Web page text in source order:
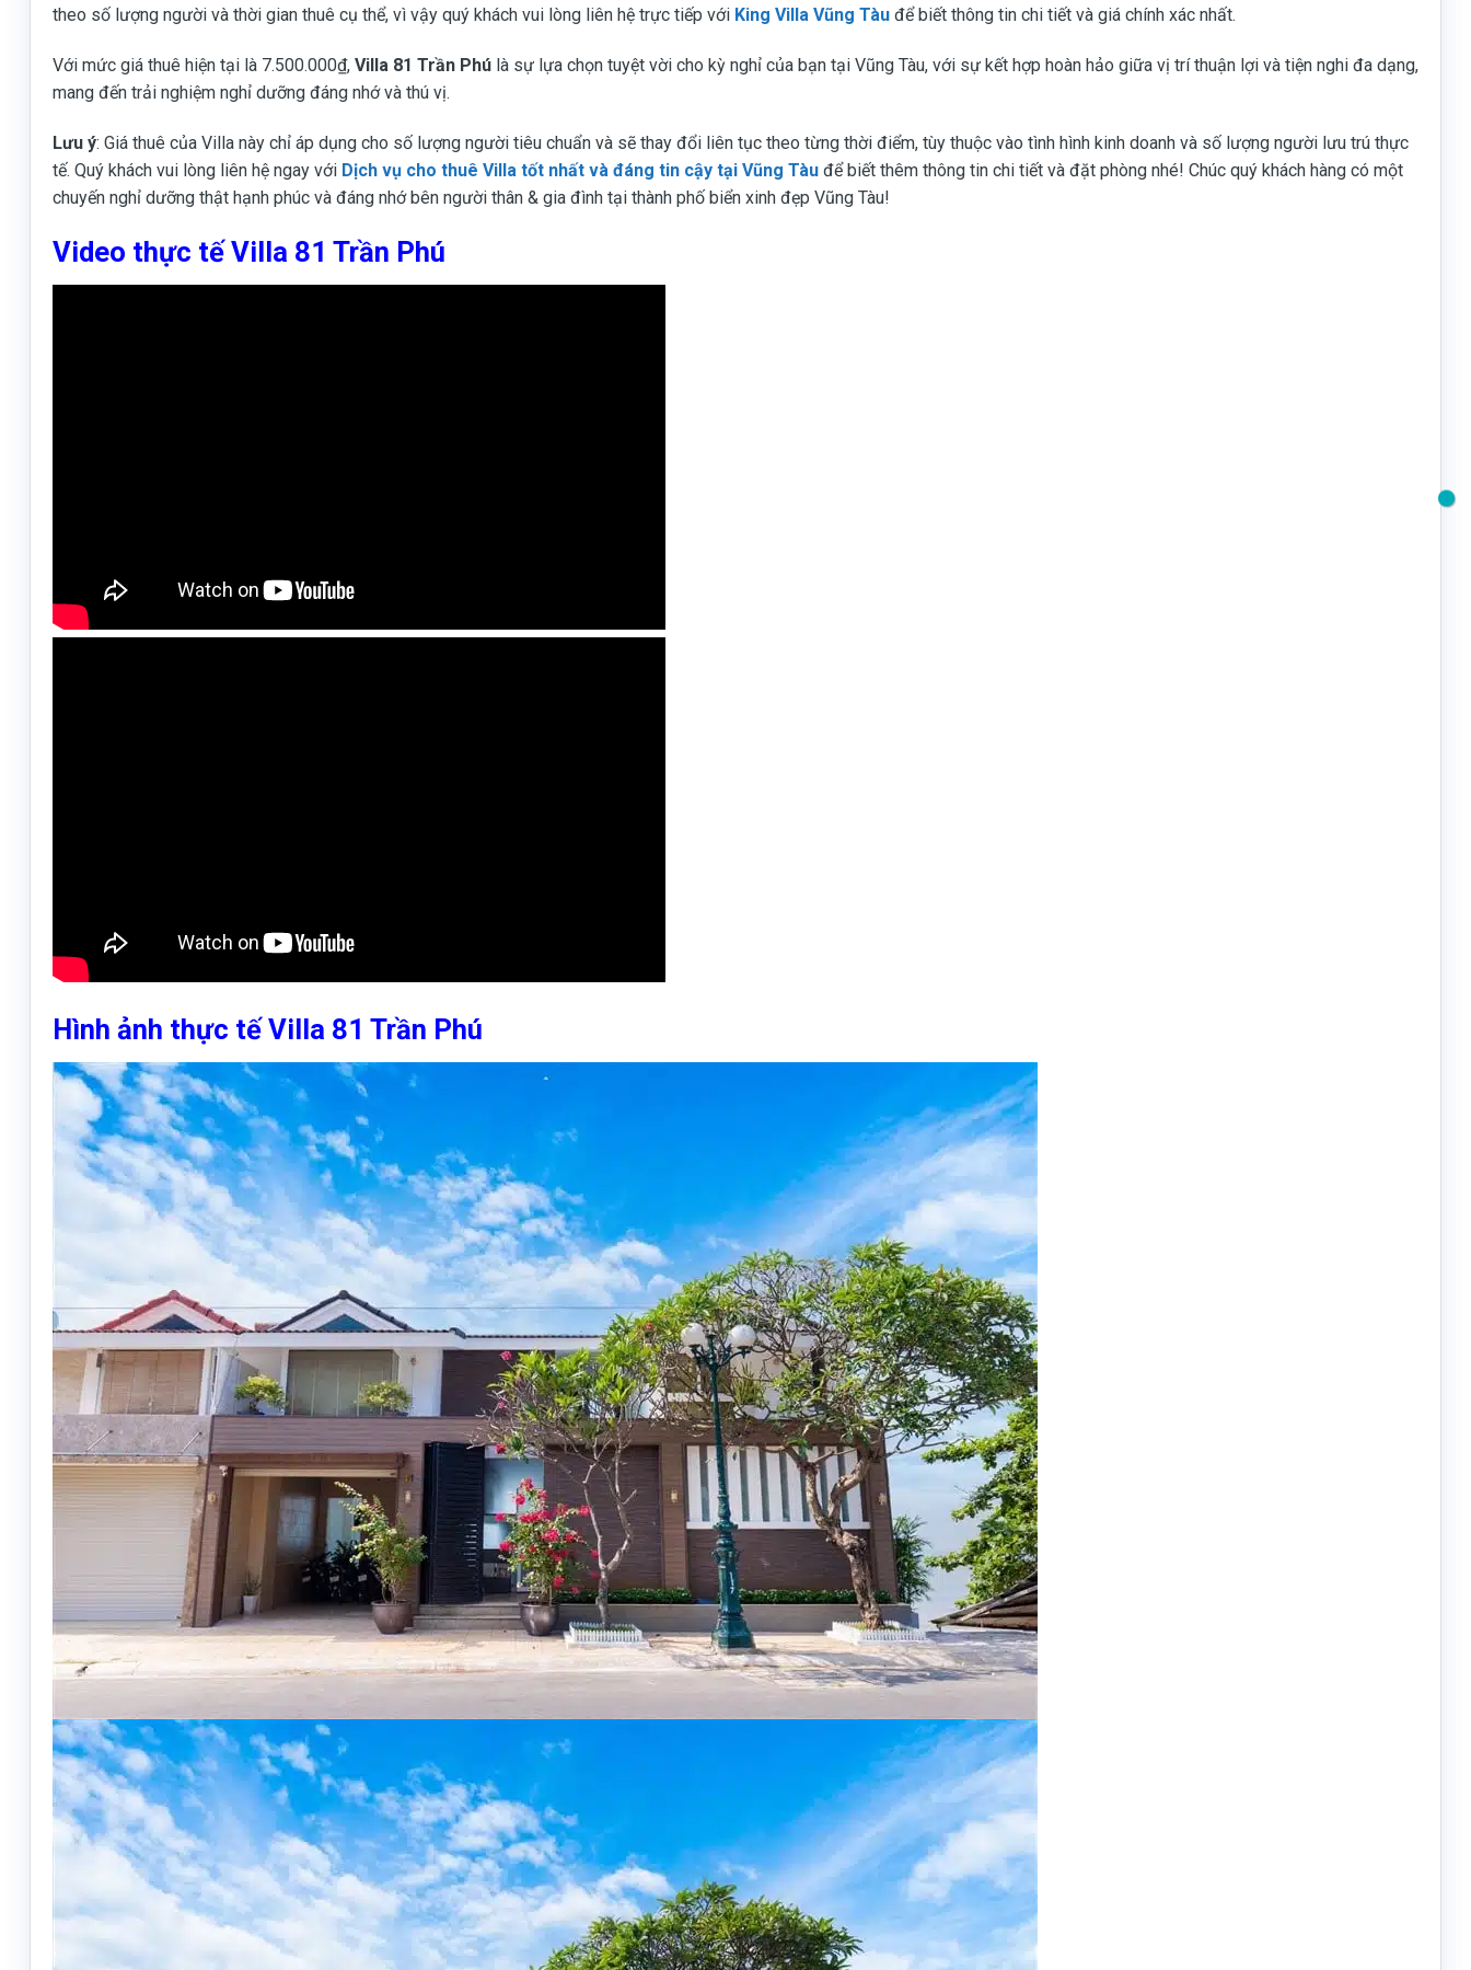
theo số lượng người và thời gian thuê cụ thể, vì vậy quý khách vui lòng liên hệ trực tiếp với King Villa Vũng Tàu để biết thông tin chi tiết và giá chính xác nhất.
Với mức giá thuê hiện tại là 7.500.000₫, Villa 81 Trần Phú là sự lựa chọn tuyệt vời cho kỳ nghỉ của bạn tại Vũng Tàu, với sự kết hợp hoàn hảo giữa vị trí thuận lợi và tiện nghi đa dạng,
mang đến trải nghiệm nghỉ dưỡng đáng nhớ và thú vị.
Lưu ý: Giá thuê của Villa này chỉ áp dụng cho số lượng người tiêu chuẩn và sẽ thay đổi liên tục theo từng thời điểm, tùy thuộc vào tình hình kinh doanh và số lượng người lưu trú thực
tế. Quý khách vui lòng liên hệ ngay với Dịch vụ cho thuê Villa tốt nhất và đáng tin cậy tại Vũng Tàu để biết thêm thông tin chi tiết và đặt phòng nhé! Chúc quý khách hàng có một
chuyến nghỉ dưỡng thật hạnh phúc và đáng nhớ bên người thân & gia đình tại thành phố biển xinh đẹp Vũng Tàu!
Video thực tế Villa 81 Trần Phú
Hình ảnh thực tế Villa 81 Trần Phú